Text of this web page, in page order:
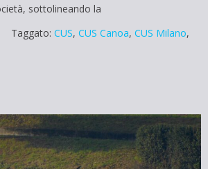
sottolineando la
Taggato: CUS, CUS Canoa, CUS Milano,